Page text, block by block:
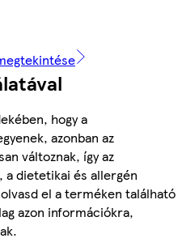
hogy a
azonban az
változnak, így az
a dietetikai és allergén
el a terméken található
azon információkra,